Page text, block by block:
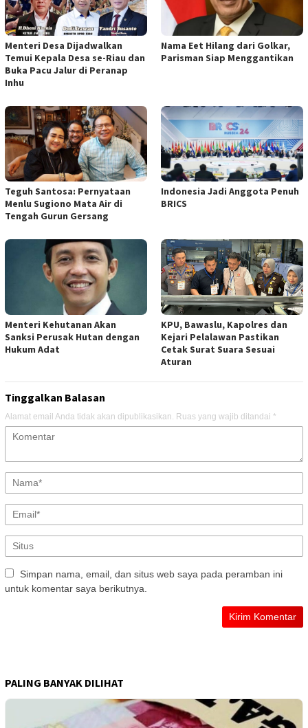
Menteri Desa Dijadwalkan
Temui Kepala Desa se-Riau dan
Buka Pacu Jalur di Peranap
Inhu
Nama Eet Hilang dari Golkar,
Parisman Siap Menggantikan
Teguh Santosa: Pernyataan
Menlu Sugiono Mata Air di
Tengah Gurun Gersang
Indonesia Jadi Anggota Penuh
BRICS
Menteri Kehutanan Akan
Sanksi Perusak Hutan dengan
Hukum Adat
KPU, Bawaslu, Kapolres dan
Kejari Pelalawan Pastikan
Cetak Surat Suara Sesuai
Aturan
Tinggalkan Balasan
Alamat email Anda tidak akan dipublikasikan. Ruas yang wajib ditandai *
Simpan nama, email, dan situs web saya pada peramban ini
untuk komentar saya berikutnya.
PALING BANYAK DILIHAT